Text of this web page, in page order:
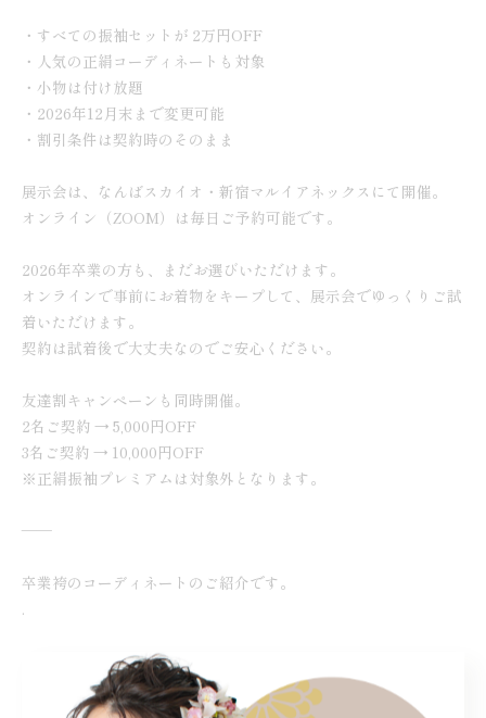
・すべての振袖セットが 2万円OFF
・人気の正絹コーディネートも対象
・小物は付け放題
・2026年12月末まで変更可能
・割引条件は契約時のそのまま
展示会は、なんばスカイオ・新宿マルイアネックスにて開催。
オンライン（ZOOM）は毎日ご予約可能です。
2026年卒業の方も、まだお選びいただけます。
オンラインで事前にお着物をキープして、展示会でゆっくりご試
着いただけます。
契約は試着後で大丈夫なのでご安心ください。
友達割キャンペーンも同時開催。
2名ご契約 → 5,000円OFF
3名ご契約 → 10,000円OFF
※正絹振袖プレミアムは対象外となります。
——
卒業袴のコーディネートのご紹介です。
.
着物/正絹振袖 白地 銀彩ボタン
袴/レザー グレー